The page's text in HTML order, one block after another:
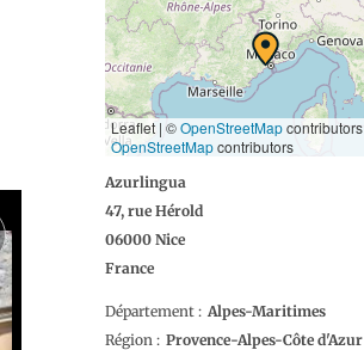
Leaflet | ©OpenStreetMapcontributors
OpenStreetMapcontributors
Azurlingua
47, rue Hérold
06000 Nice
France
Département
Alpes-Maritimes
Région
Provence-Alpes-Côte d'Azur